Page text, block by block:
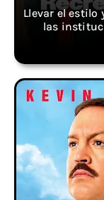
Llevar el estilo
las